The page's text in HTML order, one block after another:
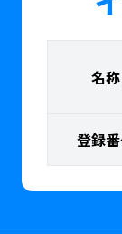
名称
登録